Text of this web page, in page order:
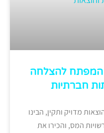
המפתח להצלחה
חברתיות
מדויק ותקין, הבינו
המס, והכירו את